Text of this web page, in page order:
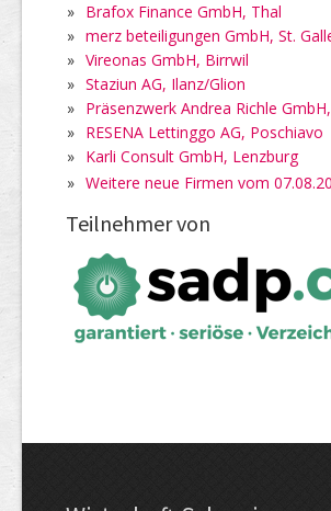
» Brafox Finance GmbH, Thal
» merz beteiligungen GmbH, St.
» Vireonas GmbH, Birrwil
» Staziun AG, Ilanz/Glion
» Präsenzwerk Andrea Richle
» RESENA Lettinggo AG, Poschiavo
» Karli Consult GmbH, Lenzburg
» Weitere neue Firmen vom
Teilnehmer von